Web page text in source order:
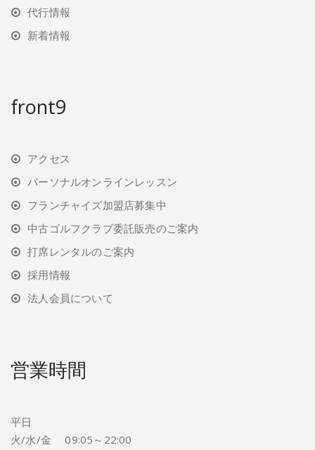
代行情報
新着情報
front9
アクセス
パーソナルオンラインレッスン
フランチャイズ加盟店募集中
中古ゴルフクラブ委託販売のご案内
打席レンタルのご案内
採用情報
法人会員について
営業時間
平日
火/水/金 09:05～22:00